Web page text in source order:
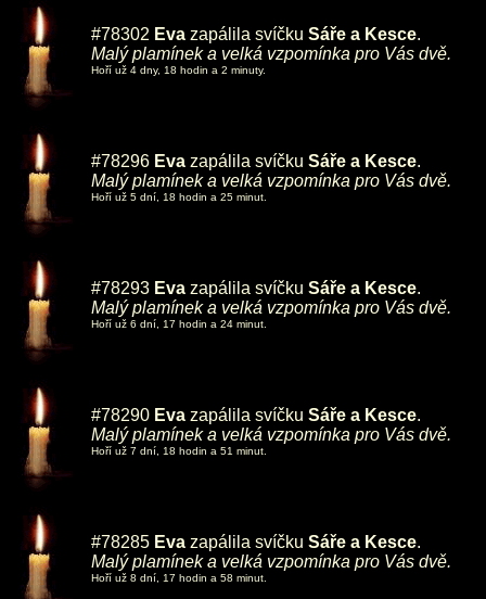
#78302 Eva zapálila svíčku Sáře a Kesce.
Malý plamínek a velká vzpomínka pro Vás dvě.
Hoří už 4 dny, 18 hodin a 2 minuty.
#78296 Eva zapálila svíčku Sáře a Kesce.
Malý plamínek a velká vzpomínka pro Vás dvě.
Hoří už 5 dní, 18 hodin a 25 minut.
#78293 Eva zapálila svíčku Sáře a Kesce.
Malý plamínek a velká vzpomínka pro Vás dvě.
Hoří už 6 dní, 17 hodin a 24 minut.
#78290 Eva zapálila svíčku Sáře a Kesce.
Malý plamínek a velká vzpomínka pro Vás dvě.
Hoří už 7 dní, 18 hodin a 51 minut.
#78285 Eva zapálila svíčku Sáře a Kesce.
Malý plamínek a velká vzpomínka pro Vás dvě.
Hoří už 8 dní, 17 hodin a 58 minut.